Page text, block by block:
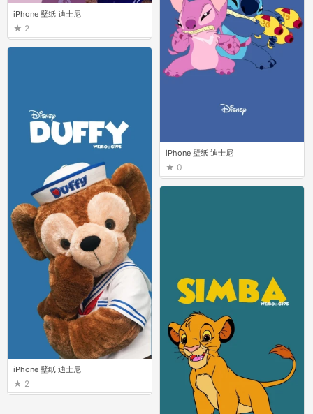
iPhone 壁纸 迪士尼
2
iPhone 壁纸 迪士尼
0
iPhone 壁纸 迪士尼
2